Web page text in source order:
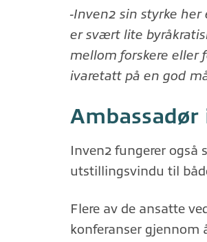
-Inven2 sin styrke
er svært lite
mellom forskere eller
ivaretatt på en god
Inven2 fungerer også
utstillingsvindu til
Flere av de ansatte
konferanser gjennom